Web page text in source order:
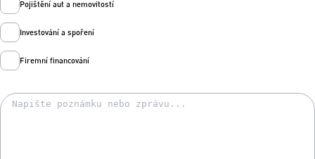
Pojištění aut a nemovitostí
Investování a spoření
Firemní financování